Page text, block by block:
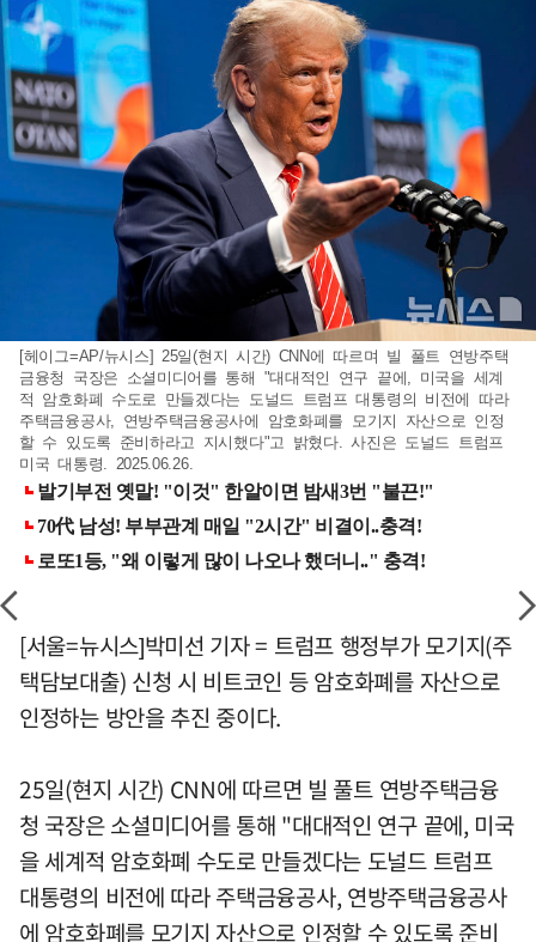
[헤이그=AP/뉴시스] 25일(현지 시간) CNN에 따르며 빌 풀트 연방주택
금융청 국장은 소셜미디어를 통해 "대대적인 연구 끝에, 미국을 세계
적 암호화폐 수도로 만들겠다는 도널드 트럼프 대통령의 비전에 따라
주택금융공사, 연방주택금융공사에 암호화폐를 모기지 자산으로 인정
할 수 있도록 준비하라고 지시했다"고 밝혔다. 사진은 도널드 트럼프
미국 대통령. 2025.06.26.
[서울=뉴시스]박미선 기자 = 트럼프 행정부가 모기지(주
택담보대출) 신청 시 비트코인 등 암호화폐를 자산으로
인정하는 방안을 추진 중이다.
25일(현지 시간) CNN에 따르면 빌 풀트 연방주택금융
청 국장은 소셜미디어를 통해 "대대적인 연구 끝에, 미국
을 세계적 암호화폐 수도로 만들겠다는 도널드 트럼프
대통령의 비전에 따라 주택금융공사, 연방주택금융공사
에 암호화폐를 모기지 자산으로 인정할 수 있도록 준비